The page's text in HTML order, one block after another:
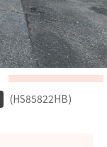
(HS85822HB)